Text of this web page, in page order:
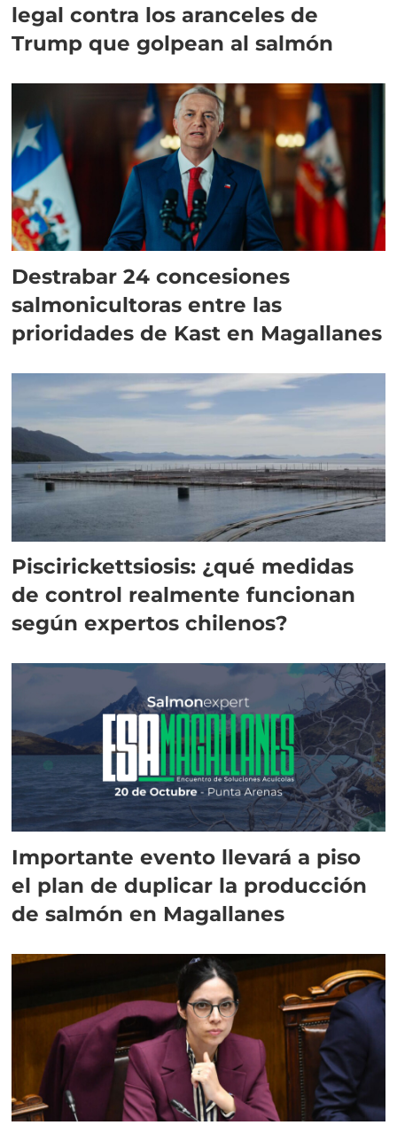
legal contra los aranceles de
Trump que golpean al salmón
Destrabar 24 concesiones
salmonicultoras entre las
prioridades de Kast en Magallanes
Piscirickettsiosis: ¿qué medidas
de control realmente funcionan
según expertos chilenos?
Importante evento llevará a piso
el plan de duplicar la producción
de salmón en Magallanes